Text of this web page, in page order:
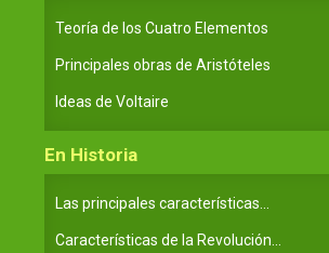
Teoría de los Cuatro Elementos
Principales obras de Aristóteles
Ideas de Voltaire
En Historia
Las principales características...
Características de la Revolución...